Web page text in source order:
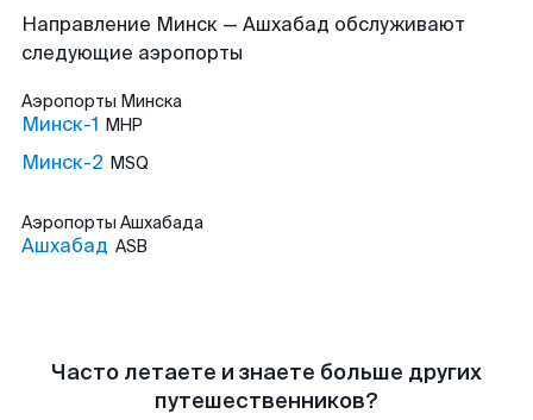
Направление Минск — Ашхабад обслуживают
следующие аэропорты
Аэропорты Минска
Минск-1 MHP
Минск-2 MSQ
Аэропорты Ашхабада
Ашхабад ASB
Часто летаете и знаете больше других
путешественников?